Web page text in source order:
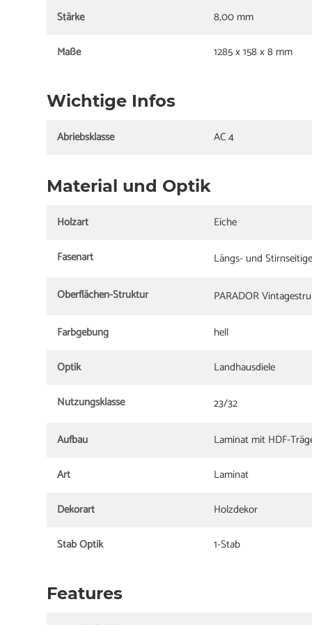
Stärke
8,00 mm
Maße
1285 x 158 x 8 mm
Wichtige Infos
Abriebsklasse AC 4
Material und Optik
Holzart
Eiche
Fasenart
Längs- und
Oberflächen-Struktur PARADOR
Farbgebung
hell
Optik
Landhausdiele
Nutzungsklasse
23/32
Aufbau
Laminat mit HDF-
Art
Laminat
Dekorart
Holzdekor
Stab Optik
1-Stab
Features